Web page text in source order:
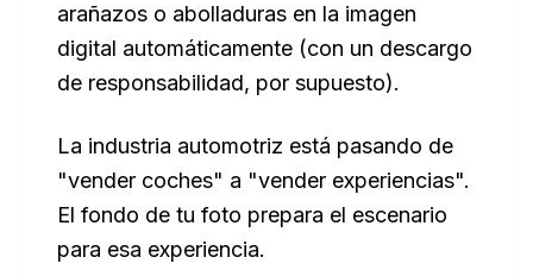
arañazos o abolladuras en la imagen
digital automáticamente (con un descargo
de responsabilidad, por supuesto).
La industria automotriz está pasando de
"vender coches" a "vender experiencias".
El fondo de tu foto prepara el escenario
para esa experiencia.